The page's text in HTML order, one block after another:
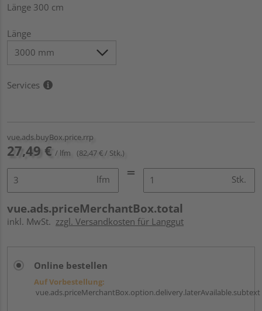
Länge 300 cm
Länge
Services
vue.ads.buyBox.price.rrp
27,49 € / lfm (82,47 € / Stk.)
lfm Stk.
vue.ads.priceMerchantBox.total
inkl. MwSt. zzgl. Versandkosten für Langgut
Online bestellen
Auf Vorbestellung:
vue.ads.priceMerchantBox.option.delivery.laterAvailable.subtext